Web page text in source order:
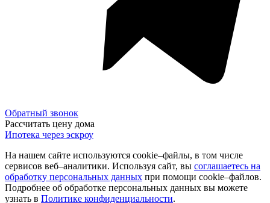
Обратный звонок
Рассчитать цену дома
Ипотека через эскроу
На нашем сайте используются cookie–файлы, в том числе
сервисов веб–аналитики. Используя сайт, вы соглашаетесь на
обработку персональных данных при помощи cookie–файлов.
Подробнее об обработке персональных данных вы можете
узнать в Политике конфиденциальности.